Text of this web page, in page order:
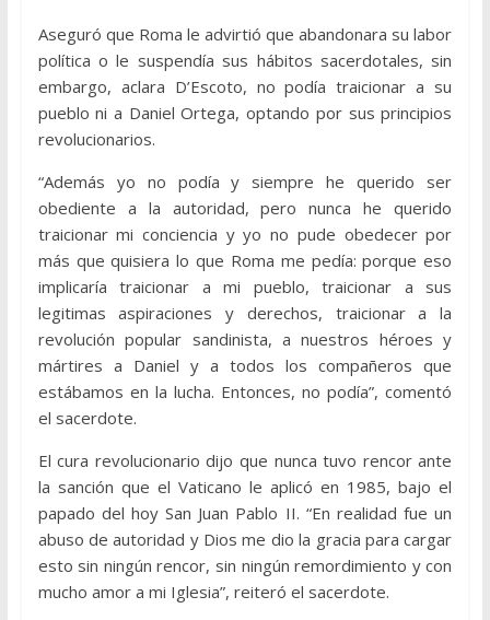
Aseguró que Roma le advirtió que abandonara su labor
política o le suspendía sus hábitos sacerdotales, sin
embargo, aclara D’Escoto, no podía traicionar a su
pueblo ni a Daniel Ortega, optando por sus principios
revolucionarios.
“Además yo no podía y siempre he querido ser
obediente a la autoridad, pero nunca he querido
traicionar mi conciencia y yo no pude obedecer por
más que quisiera lo que Roma me pedía: porque eso
implicaría traicionar a mi pueblo, traicionar a sus
legitimas aspiraciones y derechos, traicionar a la
revolución popular sandinista, a nuestros héroes y
mártires a Daniel y a todos los compañeros que
estábamos en la lucha. Entonces, no podía”, comentó
el sacerdote.
El cura revolucionario dijo que nunca tuvo rencor ante
la sanción que el Vaticano le aplicó en 1985, bajo el
papado del hoy San Juan Pablo II. “En realidad fue un
abuso de autoridad y Dios me dio la gracia para cargar
esto sin ningún rencor, sin ningún remordimiento y con
mucho amor a mi Iglesia”, reiteró el sacerdote.